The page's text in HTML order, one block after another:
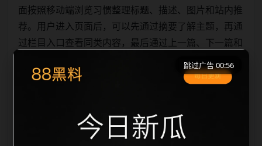
面按照移动端浏览习惯整理标题、描述、图片和站内推
荐。用户进入页面后，可以先通过摘要了解主题，再通
过栏目入口查看同类内容，最后通过上一篇、下一篇和
避免无关关键词堆砌，也避免多个站点同步发布完全相
主题。后续采集时将继续执行远程图片本地化、坏图默
认图兜底、标题重复过
跳过广告 00:56